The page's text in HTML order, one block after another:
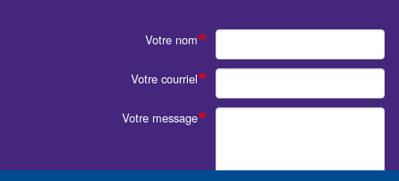
Votre nom
Votre courriel
Votre message